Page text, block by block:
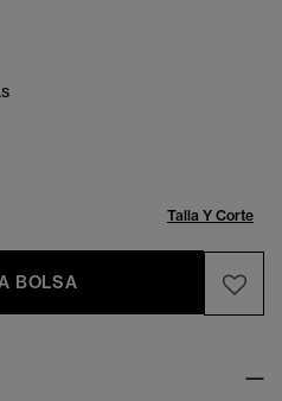
Talla Y Corte
BOLSA